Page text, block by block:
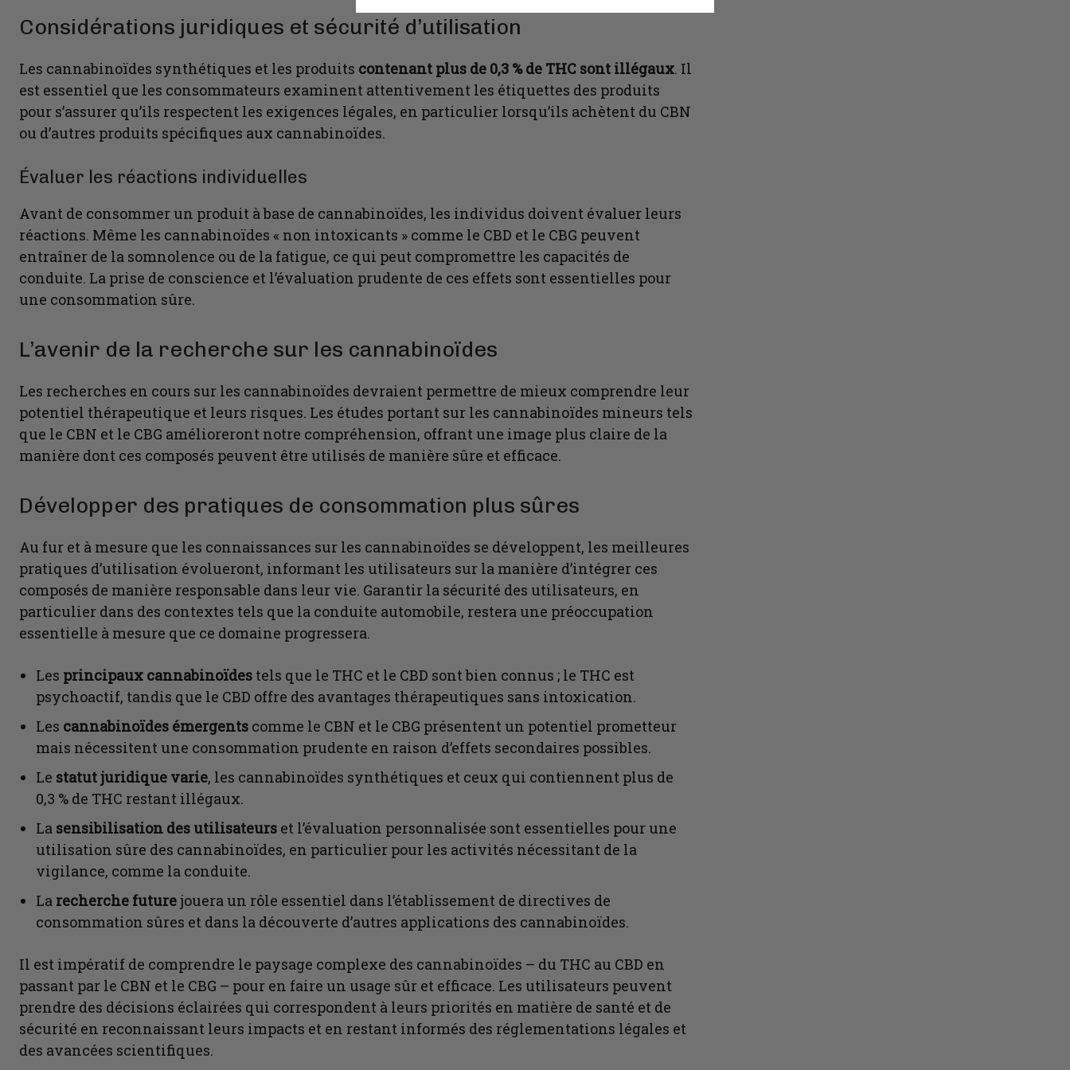
Considérations juridiques et sécurité d’utilisation
Les cannabinoïdes synthétiques et les produits contenant plus de 0,3 % de THC sont illégaux. Il
est essentiel que les consommateurs examinent attentivement les étiquettes des produits
pour s’assurer qu’ils respectent les exigences légales, en particulier lorsqu’ils achètent du CBN
ou d’autres produits spécifiques aux cannabinoïdes.
Évaluer les réactions individuelles
Avant de consommer un produit à base de cannabinoïdes, les individus doivent évaluer leurs
réactions. Même les cannabinoïdes « non intoxicants » comme le CBD et le CBG peuvent
entraîner de la somnolence ou de la fatigue, ce qui peut compromettre les capacités de
conduite. La prise de conscience et l’évaluation prudente de ces effets sont essentielles pour
une consommation sûre.
L’avenir de la recherche sur les cannabinoïdes
Les recherches en cours sur les cannabinoïdes devraient permettre de mieux comprendre leur
potentiel thérapeutique et leurs risques. Les études portant sur les cannabinoïdes mineurs tels
que le CBN et le CBG amélioreront notre compréhension, offrant une image plus claire de la
manière dont ces composés peuvent être utilisés de manière sûre et efficace.
Développer des pratiques de consommation plus sûres
Au fur et à mesure que les connaissances sur les cannabinoïdes se développent, les meilleures
pratiques d’utilisation évolueront, informant les utilisateurs sur la manière d’intégrer ces
composés de manière responsable dans leur vie. Garantir la sécurité des utilisateurs, en
particulier dans des contextes tels que la conduite automobile, restera une préoccupation
essentielle à mesure que ce domaine progressera.
Les principaux cannabinoïdes tels que le THC et le CBD sont bien connus ; le THC est
psychoactif, tandis que le CBD offre des avantages thérapeutiques sans intoxication.
Les cannabinoïdes émergents comme le CBN et le CBG présentent un potentiel prometteur
mais nécessitent une consommation prudente en raison d’effets secondaires possibles.
Le statut juridique varie, les cannabinoïdes synthétiques et ceux qui contiennent plus de
0,3 % de THC restant illégaux.
La sensibilisation des utilisateurs et l’évaluation personnalisée sont essentielles pour une
utilisation sûre des cannabinoïdes, en particulier pour les activités nécessitant de la
vigilance, comme la conduite.
La recherche futurejouera un rôle essentiel dans l’établissement de directives de
consommation sûres et dans la découverte d’autres applications des cannabinoïdes.
Il est impératif de comprendre le paysage complexe des cannabinoïdes – du THC au CBD en
passant par le CBN et le CBG – pour en faire un usage sûr et efficace. Les utilisateurs peuvent
prendre des décisions éclairées qui correspondent à leurs priorités en matière de santé et de
sécurité en reconnaissant leurs impacts et en restant informés des réglementations légales et
des avancées scientifiques.